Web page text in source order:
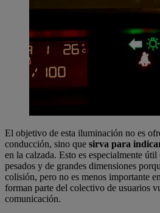
El objetivo de esta iluminación no es
conducción, sino que sirva para
en la calzada. Esto es especialmente
pesados y de grandes dimensiones
colisión, pero no es menos importante
forman parte del colectivo de usuarios
comunicación.